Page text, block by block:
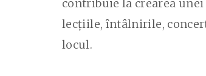
contribuie la crearea
lecțiile, întâlnirile,
locul.